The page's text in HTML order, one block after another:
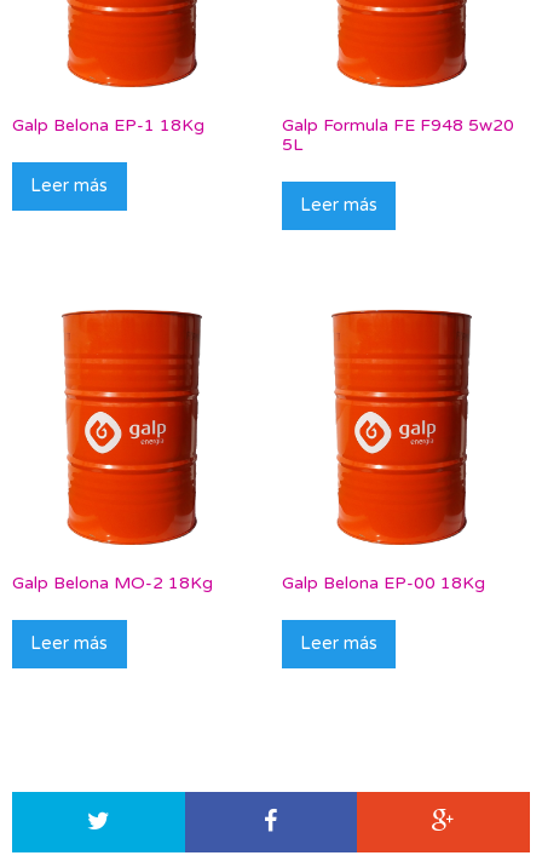
Galp Belona EP-1 18Kg
Leer más
Galp Formula FE F948 5w20
5L
Leer más
Galp Belona MO-2 18Kg
Leer más
Galp Belona EP-00 18Kg
Leer más